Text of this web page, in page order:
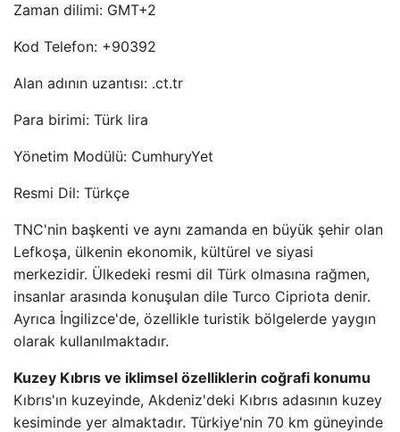
Zaman dilimi: GMT+2
Kod Telefon: +90392
Alan adının uzantısı: .ct.tr
Para birimi: Türk lira
Yönetim Modülü: CumhuryYet
Resmi Dil: Türkçe
TNC'nin başkenti ve aynı zamanda en büyük şehir olan
Lefkoşa, ülkenin ekonomik, kültürel ve siyasi
merkezidir. Ülkedeki resmi dil Türk olmasına rağmen,
insanlar arasında konuşulan dile Turco Cipriota denir.
Ayrıca İngilizce'de, özellikle turistik bölgelerde yaygın
olarak kullanılmaktadır.
Kuzey Kıbrıs ve iklimsel özelliklerin coğrafi konumu
Kıbrıs'ın kuzeyinde, Akdeniz'deki Kıbrıs adasının kuzey
kesiminde yer almaktadır. Türkiye'nin 70 km güneyinde